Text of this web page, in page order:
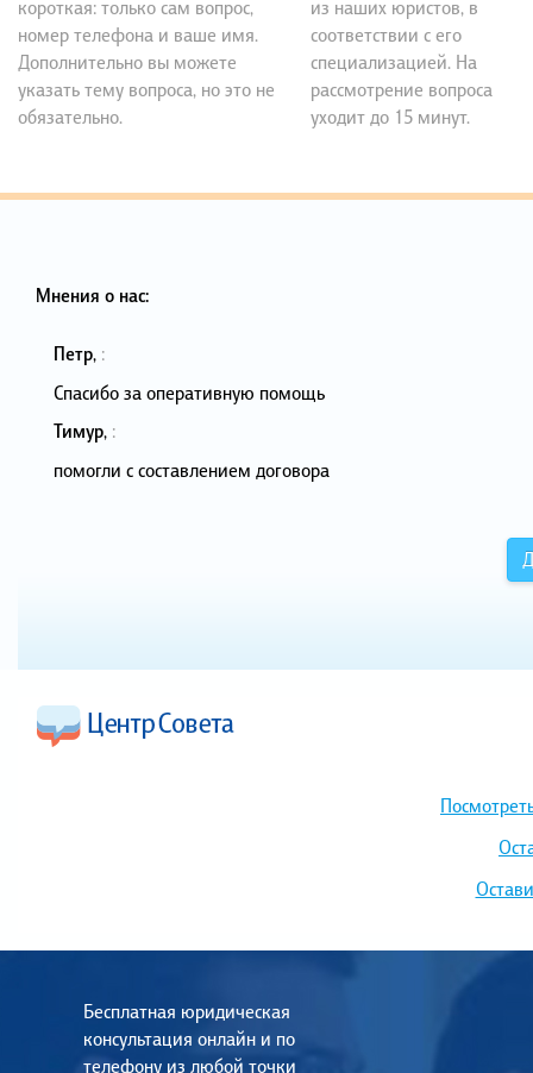
короткая: только сам вопрос,
номер телефона и ваше имя.
Дополнительно вы можете
указать тему вопроса, но это не
обязательно.
из наших юристов, в
соответствии с его
специализацией. На
рассмотрение вопроса
уходит до 15 минут.
Мнения о нас:
Петр, :
Спасибо за оперативную помощь
Тимур, :
помогли с составлением договора
Бесплатная юридическая
консультация онлайн и по
телефону из любой точки